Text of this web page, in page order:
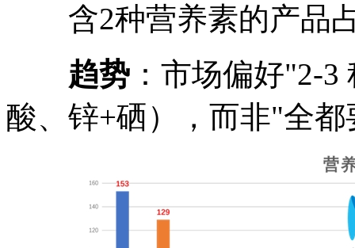
含2种营养素的产品占
趋势 ：市场偏好"2-
酸、锌+硒），而非"全